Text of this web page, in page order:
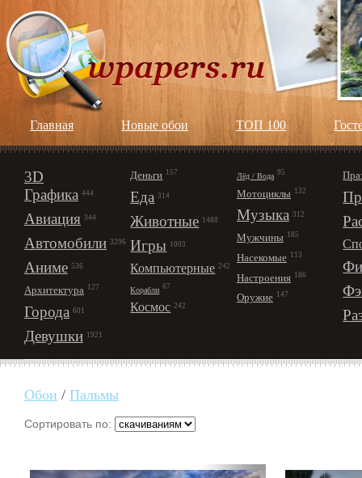
Главная Новые обои ТОП 100
3D
Графика 444
Авиация 344
Автомобили 3296
Аниме 536
Архитектура 127
Города 601
Девушки 1921
Деньги 157
Еда 314
Животные 1488
Игры 1003
Компьютерные 242
Корабли 67
Космос 242
Лёд / Вода 95
Мотоциклы 132
Музыка 312
Мужчины 185
Насекомые 113
Настроения 186
Оружие 147
Обои / Пальмы
Сортировать по: